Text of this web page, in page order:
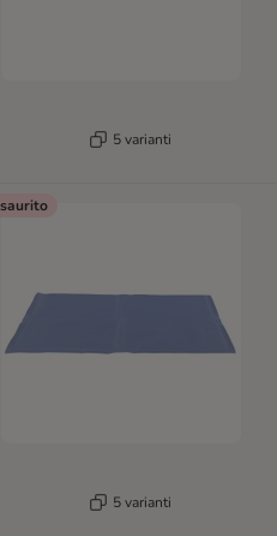
5 varianti
5 varianti